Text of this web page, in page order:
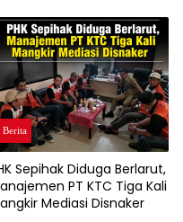
Berita
Sepihak Diduga Berlarut,
PT KTC Tiga Kali
Mediasi Disnaker